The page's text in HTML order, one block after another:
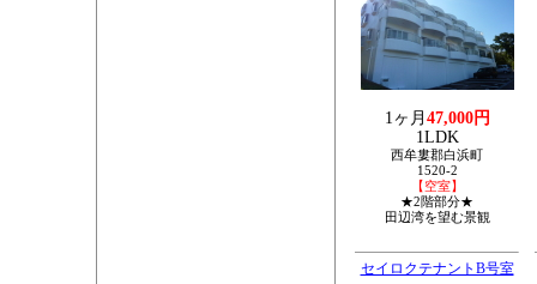
1ヶ月 47,000円
1LDK
西牟婁郡白浜町
1520-2
【空室】
★2階部分★
田辺湾を望む景観
セイロクテナントB号室